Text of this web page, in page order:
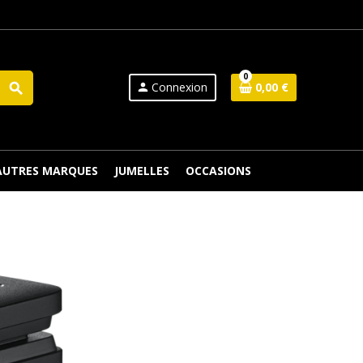
search person Connexion
0
0,00 €
MARQUES JUMELLES OCCASIONS